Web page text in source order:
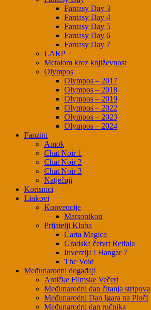
Fantasy Day 3
Fantasy Day 4
Fantasy Day 5
Fantasy Day 6
Fantasy Day 7
LARP
Metalom kroz književnost
Olympos
Olympos – 2017
Olympos – 2018
Olympos – 2019
Olympos – 2022
Olympos – 2023
Olympos – 2024
Fanzini
Amok
Chat Noir 1
Chat Noir 2
Chat Noir 3
Natječaji
Korisnici
Linkovi
Konvencije
Marsonikon
Prijatelji Kluba
Carta Magica
Gradska četvrt Retfala
Inverzija i Hangar 7
The Void
Međunarodni događaji
Antičke Filmske Večeri
Međunarodni dan čitanja
Međunarodni Dan Igara na Ploči
Međunarodni dan ručnika